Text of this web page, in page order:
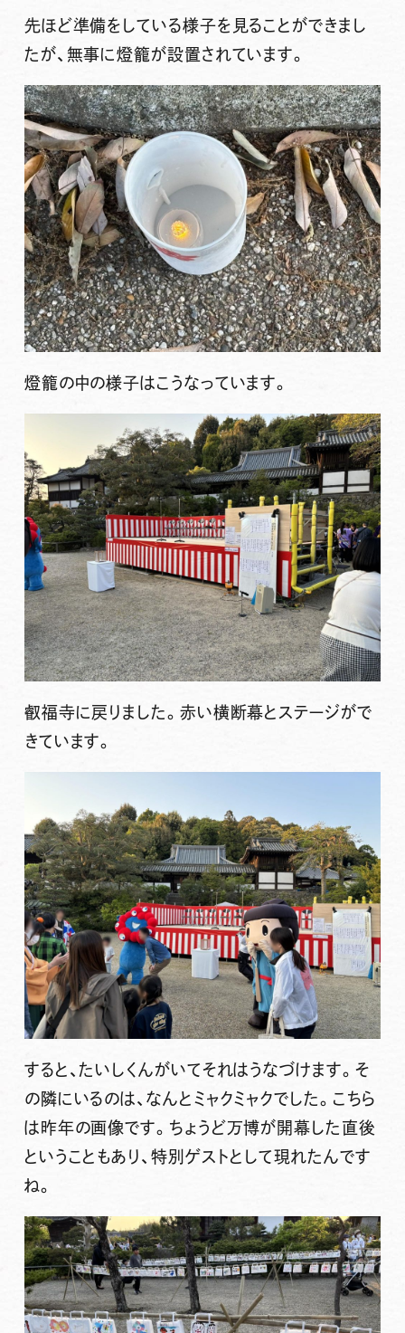
先ほど準備をしている様子を見ることができまし
たが、無事に燈籠が設置されています。
燈籠の中の様子はこうなっています。
叡福寺に戻りました。赤い横断幕とステージがで
きています。
すると、たいしくんがいてそれはうなづけます。そ
の隣にいるのは、なんとミャクミャクでした。こちら
は昨年の画像です。ちょうど万博が開幕した直後
ということもあり、特別ゲストとして現れたんです
ね。